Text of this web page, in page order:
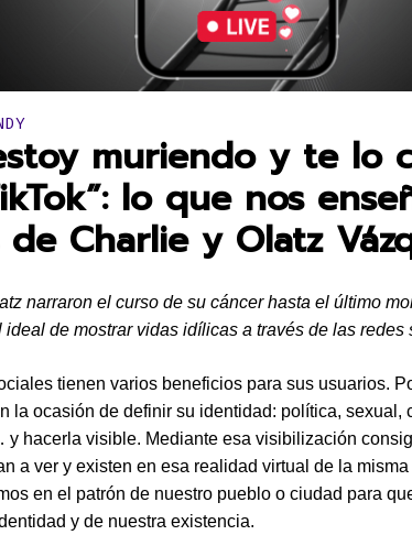
muriendo y te lo
lo que nos
de Charlie y Olatz
narraron el curso de su cáncer hasta el último
ideal de mostrar vidas idílicas a través de las redes
tienen varios beneficios para sus usuarios.
la ocasión de definir su identidad: política, sexual,
hacerla visible. Mediante esa visibilización
a ver y existen en esa realidad virtual de la
en el patrón de nuestro pueblo o ciudad para
y de nuestra existencia.